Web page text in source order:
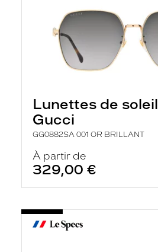
Lunettes de soleil
Gucci
GG0882SA 001 OR BRILLANT
À partir de
329,00 €